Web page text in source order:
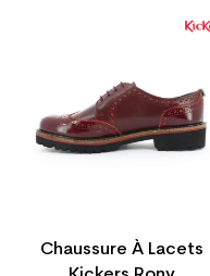
Chaussure À Lacets